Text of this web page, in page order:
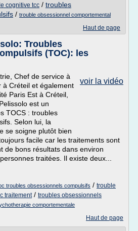
cognitive tcc / troubles
/ trouble obsessionnel comportemental
Haut de page
Troubles
(TOC): les
voir la vidéo
Chef de service à
à Créteil et également
Paris Est à Créteil,
est un
TOCS : troubles
Selon lui, la
se soigne plutôt bien
facile car les traitements sont
de bons résultats dans environ
traitées. Il existe deux...
troubles obsessionnels compulsifs / trouble
traitement/ troubles obsessionnels
comportementale
Haut de page